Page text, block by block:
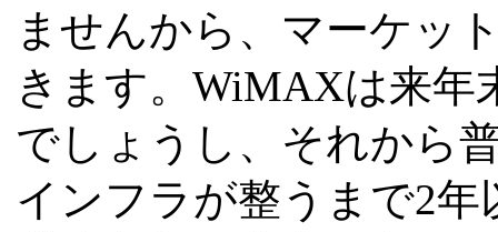
ませんから、マーケッ
きます。WiMAXは来年
でしょうし、それから
インフラが整うまで2年